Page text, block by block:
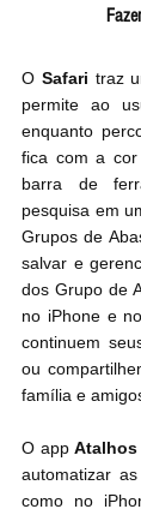
O Safari traz
permite ao
enquanto
fica com a
barra de
pesquisa em
Grupos de
salvar e
dos Grupo de
no iPhone e
continuem
ou
família e
O app Atalhos
automatizar
como no